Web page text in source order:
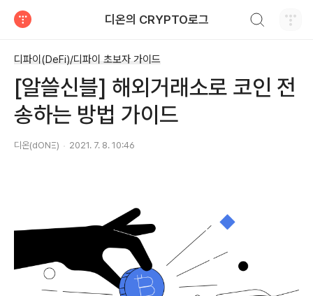
디온의 CRYPTO로그
디파이(DeFi)/디파이 초보자 가이드
[알쓸신블] 해외거래소로 코인 전
송하는 방법 가이드
디온(dONΞ) 2021. 7. 8. 10:46